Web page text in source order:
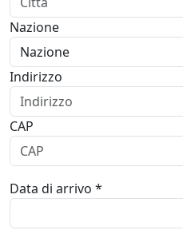
Nazione
Indirizzo
CAP
Data di arrivo *